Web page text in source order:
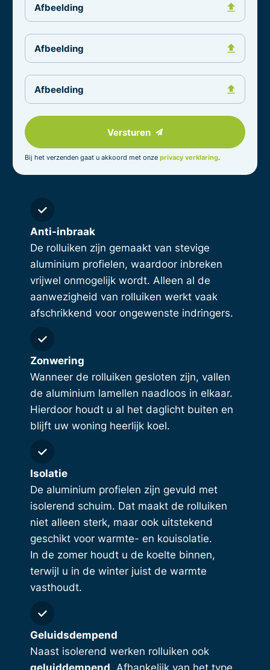
Afbeelding
Afbeelding
Afbeelding
Versturen
Bij het verzenden gaat u akkoord met onze privacy verklaring.
Anti-inbraak
De rolluiken zijn gemaakt van stevige
aluminium profielen, waardoor inbreken
vrijwel onmogelijk wordt. Alleen al de
aanwezigheid van rolluiken werkt vaak
afschrikkend voor ongewenste indringers.
Zonwering
Wanneer de rolluiken gesloten zijn, vallen
de aluminium lamellen naadloos in elkaar.
Hierdoor houdt u al het daglicht buiten en
blijft uw woning heerlijk koel.
Isolatie
De aluminium profielen zijn gevuld met
isolerend schuim. Dat maakt de rolluiken
niet alleen sterk, maar ook uitstekend
geschikt voor warmte- en kouisolatie.
In de zomer houdt u de koelte binnen,
terwijl u in de winter juist de warmte
vasthoudt.
Geluidsdempend
Naast isolerend werken rolluiken ook